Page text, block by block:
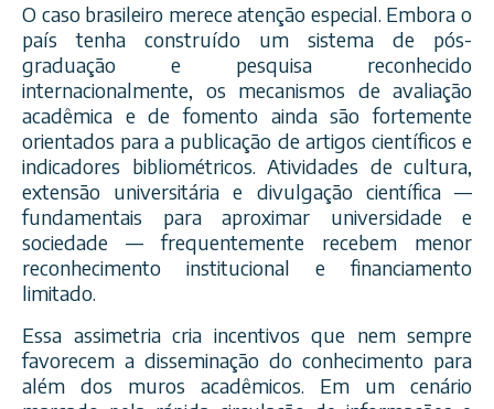
O caso brasileiro merece atenção especial. Embora o
país tenha construído um sistema de pós-
graduação e pesquisa reconhecido
internacionalmente, os mecanismos de avaliação
acadêmica e de fomento ainda são fortemente
orientados para a publicação de artigos científicos e
indicadores bibliométricos. Atividades de cultura,
extensão universitária e divulgação científica —
fundamentais para aproximar universidade e
sociedade — frequentemente recebem menor
reconhecimento institucional e financiamento
limitado.
Essa assimetria cria incentivos que nem sempre
favorecem a disseminação do conhecimento para
além dos muros acadêmicos. Em um cenário